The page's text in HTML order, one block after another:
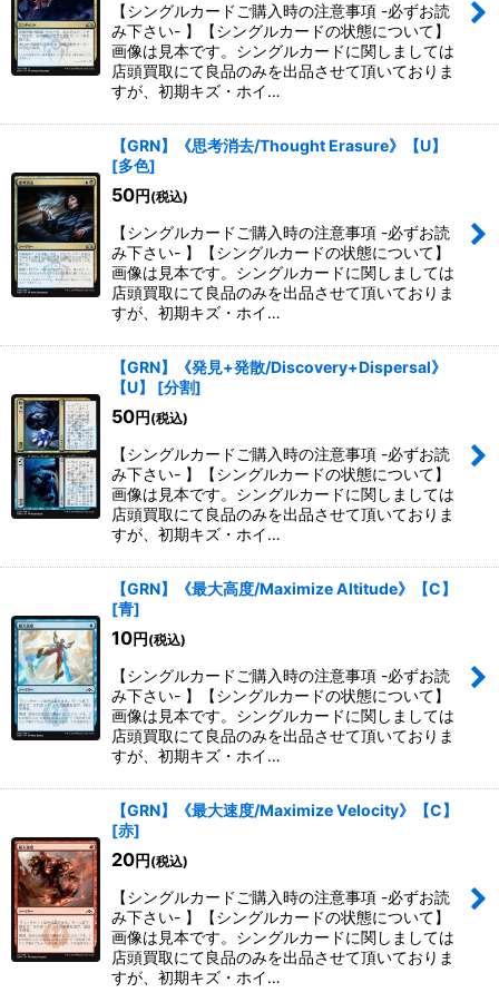
【シングルカードご購入時の注意事項 -必ずお読
み下さい- 】【シングルカードの状態について】
画像は見本です。シングルカードに関しましては
店頭買取にて良品のみを出品させて頂いておりま
すが、初期キズ・ホイ…
【GRN】《思考消去/Thought Erasure》【U】
[多色]
50円 (税込)
【シングルカードご購入時の注意事項 -必ずお読
み下さい- 】【シングルカードの状態について】
画像は見本です。シングルカードに関しましては
店頭買取にて良品のみを出品させて頂いておりま
すが、初期キズ・ホイ…
【GRN】《発見+発散/Discovery+Dispersal》
【U】
[分割]
50円 (税込)
【シングルカードご購入時の注意事項 -必ずお読
み下さい- 】【シングルカードの状態について】
画像は見本です。シングルカードに関しましては
店頭買取にて良品のみを出品させて頂いておりま
すが、初期キズ・ホイ…
【GRN】《最大高度/Maximize Altitude》【C】
[青]
10円 (税込)
【シングルカードご購入時の注意事項 -必ずお読
み下さい- 】【シングルカードの状態について】
画像は見本です。シングルカードに関しましては
店頭買取にて良品のみを出品させて頂いておりま
すが、初期キズ・ホイ…
【GRN】《最大速度/Maximize Velocity》【C】
[赤]
20円 (税込)
【シングルカードご購入時の注意事項 -必ずお読
み下さい- 】【シングルカードの状態について】
画像は見本です。シングルカードに関しましては
店頭買取にて良品のみを出品させて頂いておりま
すが、初期キズ・ホイ…